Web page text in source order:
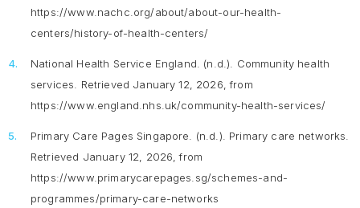
https://www.nachc.org/about/about-our-health-
centers/history-of-health-centers/
National Health Service England. (n.d.). Community health
services . Retrieved January 12, 2026, from
https://www.england.nhs.uk/community-health-services/
Primary Care Pages Singapore. (n.d.). Primary care networks
Retrieved January 12, 2026, from
https://www.primarycarepages.sg/schemes-and-
programmes/primary-care-networks